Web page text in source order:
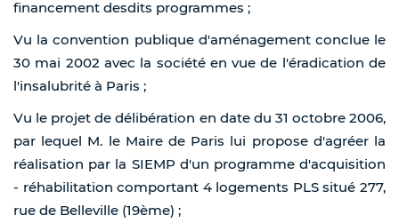
financement desdits programmes ;
Vu la convention publique d'aménagement conclue le
30 mai 2002 avec la société en vue de l'éradication de
l'insalubrité à Paris ;
Vu le projet de délibération en date du 31 octobre 2006,
par lequel M. le Maire de Paris lui propose d'agréer la
réalisation par la SIEMP d'un programme d'acquisition
- réhabilitation comportant 4 logements PLS situé 277,
rue de Belleville (19ème) ;